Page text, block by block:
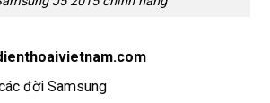
đời Samsung